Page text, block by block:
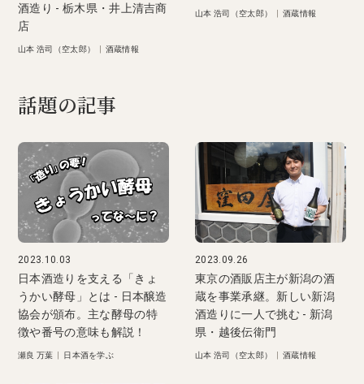
酒造り - 栃木県・井上清吉商
店
山本 浩司（空太郎） 酒蔵情報
山本 浩司（空太郎） 酒蔵情報
話題の記事
2023.10.03
日本酒造りを支える「きょ
うかい酵母」とは - 日本醸造
協会が頒布。主な酵母の特
徴や番号の意味も解説！
瀬良 万葉 日本酒を学ぶ
2023.09.26
東京の酒販店主が新潟の酒
蔵を事業承継。新しい新潟
酒造りに一人で挑む - 新潟
県・越後伝衛門
山本 浩司（空太郎） 酒蔵情報